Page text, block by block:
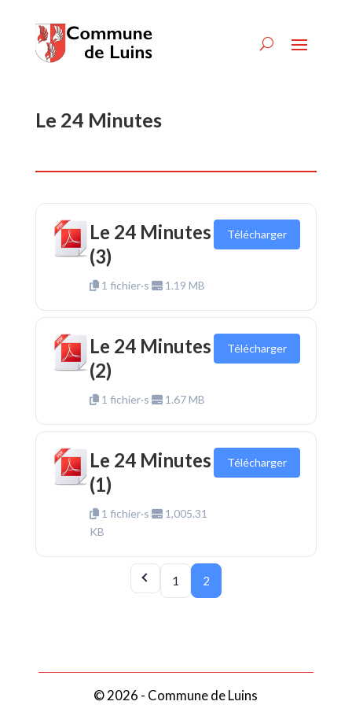
Le 24 Minutes
Le 24 Minutes
(3)
1 fichier·s 1.19 MB
Télécharger
Le 24 Minutes
(2)
1 fichier·s 1.67 MB
Télécharger
Le 24 Minutes
(1)
1 fichier·s
1,005.31
KB
Télécharger
1 2
© 2026 - Commune de Luins